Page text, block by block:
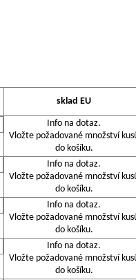
sklad EU
Info na dotaz.
Vložte požadované množství
do košíku.
Info na dotaz.
Vložte požadované množství
do košíku.
Info na dotaz.
Vložte požadované množství
do košíku.
Info na dotaz.
Vložte požadované množství
do košíku.